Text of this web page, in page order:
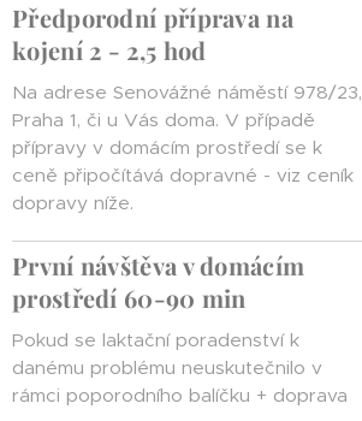
Předporodní příprava na
kojení 2 - 2,5 hod
Na adrese Senovážné náměstí 978/23,
Praha 1, či u Vás doma. V případě
přípravy v domácím prostředí se k
ceně připočítává dopravné - viz ceník
dopravy níže.
První návštěva v domácím
prostředí 60-90 min
Pokud se laktační poradenství k
danému problému neuskutečnilo v
rámci poporodního balíčku + doprava